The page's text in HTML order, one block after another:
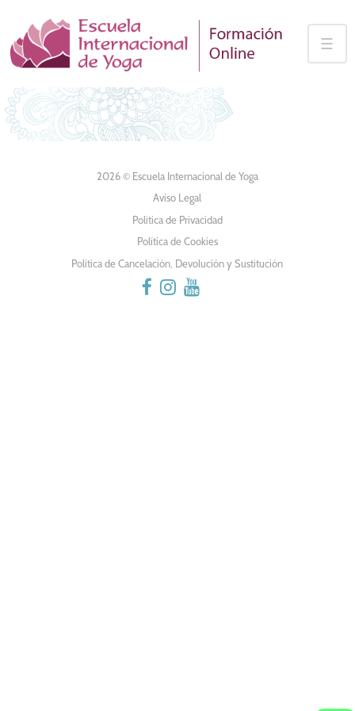
content
☰
2026 © Escuela Internacional de Yoga
Aviso Legal
Política de Privacidad
Política de Cookies
Política de Cancelación, Devolución y Sustitución